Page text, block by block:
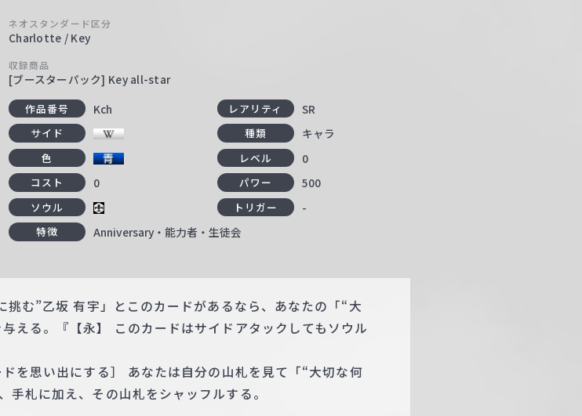
ネオスタンダード区分
Charlotte / Key
収録商品
[ブースターパック] Key all-star
作品番号 Kch レアリティ SR
サイド 種類 キャラ
色 レベル 0
コスト 0 パワー 500
ソウル トリガー -
特徴 Anniversary・能力者・生徒会
挑む”乙坂 有宇」とこのカードがあるなら、あなたの「“大
える。『【永】 このカードはサイドアタックしてもソウル
を思い出にする］ あなたは自分の山札を見て「“大切な何
札に加え、その山札をシャッフルする。